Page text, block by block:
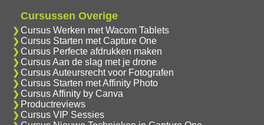
Cursussen Overige
Cursus Werken met Wacom Tablets
Cursus Starten met Capture One
Cursus Perfecte afdrukken maken
Cursus Aan de slag met je drone
Cursus Auteursrecht voor Fotografen
Cursus Starten met Affinity Photo
Cursus Affinity by Canva
Productreviews
Cursus VIP Sessies